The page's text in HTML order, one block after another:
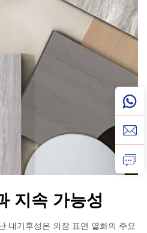
지속 가능성
내기후성은 외장 표면 열화의 주요